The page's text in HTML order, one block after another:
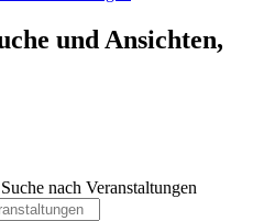
und Ansichten,
nach Veranstaltungen